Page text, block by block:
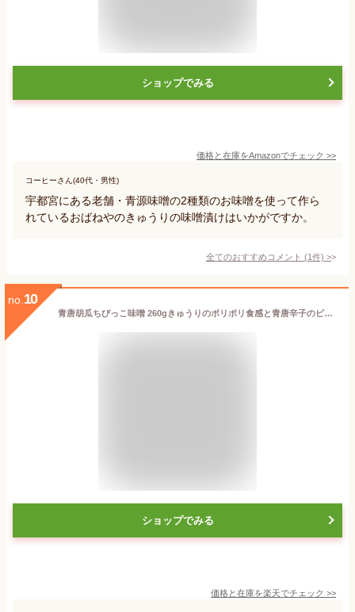
ショップでみる
価格と在庫をAmazonでチェック >>
コーヒーさん(40代・男性)
宇都宮にある老舗・青源味噌の2種類のお味噌を使って作ら
れているおばねやのきゅうりの味噌漬けはいかがですか。
全てのおすすめコメント (1件) >
no. 10
青唐胡瓜ちびっこ味噌 260gきゅうりのポリポリ食感と青唐辛子のピリ辛、味噌の旨味が絶妙に絡み合う一品。ちびきゅうり 小胡瓜 きゅうりのみそ漬 お漬物 青唐辛子 ネコポス メール便
ショップでみる
価格と在庫を楽天でチェック >>